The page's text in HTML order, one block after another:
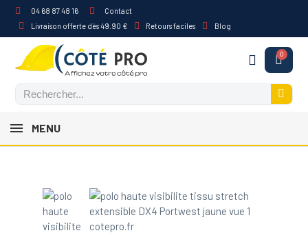
04 68 87 48 16
Contact
Livraison offerte dès 49.90 €
Retours faciles Blog
MENU